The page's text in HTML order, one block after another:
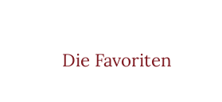
Die Favoriten